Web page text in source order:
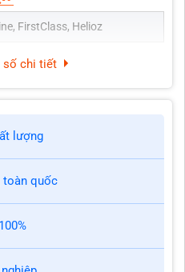
FirstClass, Helioz
số chi tiết
lượng
toàn quốc